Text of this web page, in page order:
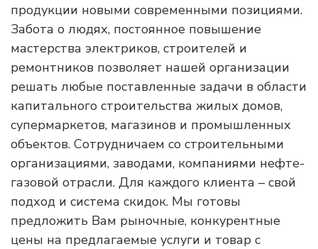
продукции новыми современными позициями.
Забота о людях, постоянное повышение
мастерства электриков, строителей и
ремонтников позволяет нашей организации
решать любые поставленные задачи в области
капитального строительства жилых домов,
супермаркетов, магазинов и промышленных
объектов. Сотрудничаем со строительными
организациями, заводами, компаниями нефте-
газовой отрасли. Для каждого клиента – свой
подход и система скидок. Мы готовы
предложить Вам рыночные, конкурентные
цены на предлагаемые услуги и товар с